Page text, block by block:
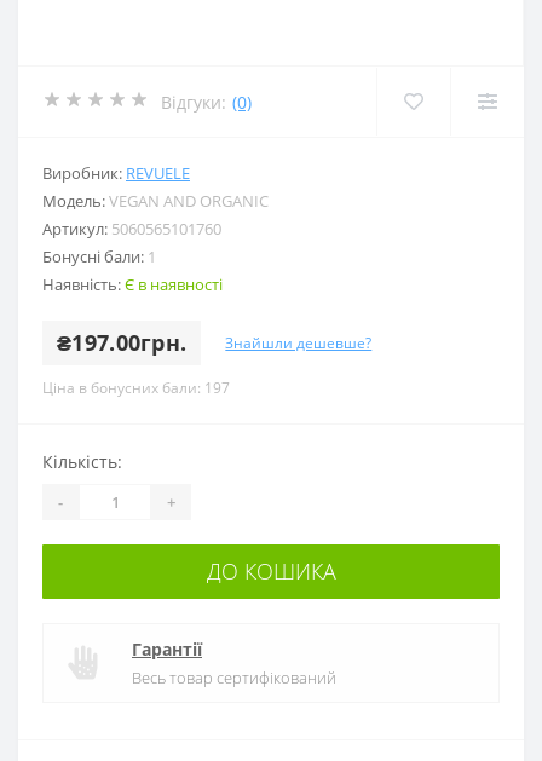
Відгуки: (0)
Виробник: REVUELE
Модель:VEGAN AND ORGANIC
Артикул: 5060565101760
Бонусні бали: 1
Наявність:Є в наявності
₴197.00грн. Знайшли дешевше?
Ціна в бонусних бали: 197
Кількість:
- +
ДО КОШИКА
Гарантії
Весь товар сертифікований